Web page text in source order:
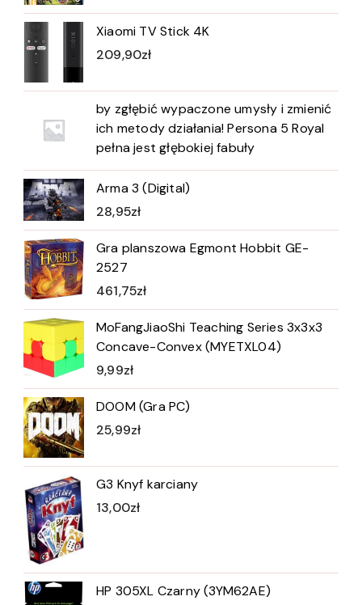
Xiaomi TV Stick 4K
209,90zł
by zgłębić wypaczone umysły i zmienić
ich metody działania! Persona 5 Royal
pełna jest głębokiej fabuły
Arma 3 (Digital)
28,95zł
Gra planszowa Egmont Hobbit GE-
2527
461,75zł
MoFangJiaoShi Teaching Series 3x3x3
Concave-Convex (MYETXL04)
9,99zł
DOOM (Gra PC)
25,99zł
G3 Knyf karciany
13,00zł
HP 305XL Czarny (3YM62AE)